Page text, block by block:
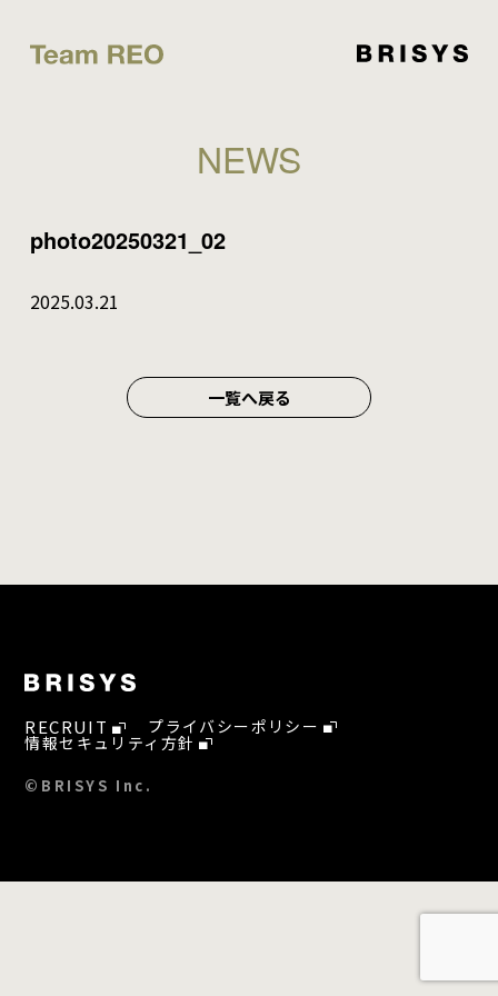
NEWS
photo20250321_02
2025.03.21
一覧へ戻る
RECRUIT プライバシーポリシー
情報セキュリティ方針
©BRISYS Inc.